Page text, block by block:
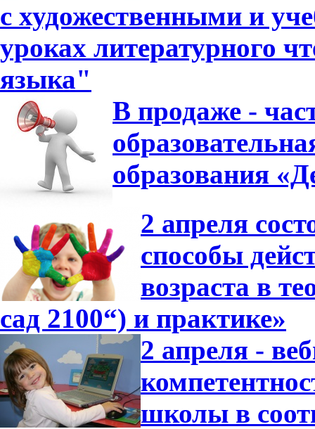
с художественными и
уроках литературного
языка"
В продаже -
образования
2 апреля
способы
возраста в
сад 2100“) и практике»
2 апреля -
школы в